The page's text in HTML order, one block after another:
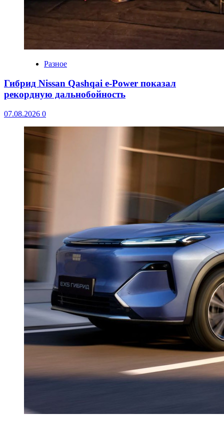
Разное
Гибрид Nissan Qashqai e-Power показал
рекордную дальнобойность
07.08.2026 0